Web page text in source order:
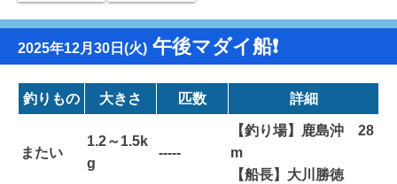
2025年12月30日(火) 午後マダイ船❗️
釣りもの 大きさ 匹数 詳細
またい
1.2～1.5k
g
-----
【釣り場】鹿島沖 28
m
【船長】大川勝徳